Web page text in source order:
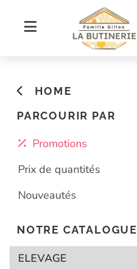
HOME
PARCOURIR PAR
Promotions
Prix de quantités
Nouveautés
NOTRE CATALOGUE
ELEVAGE